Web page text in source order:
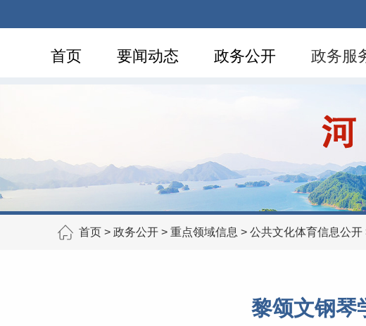
首页 要闻动态 政务公开 政务服
首页 > 政务公开 > 重点领域信息 > 公共文化体育信息公开
黎颂文钢琴